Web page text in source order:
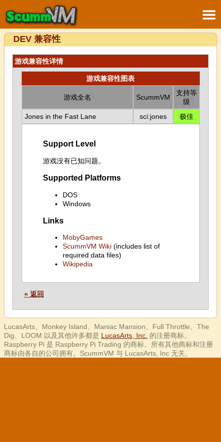
DEV 兼容性
游戏兼容性详情
游戏兼容性图表
游戏全名 ScummVM
支持等
级
Jones in the Fast Lane
sci:jones 极佳
Support Level
游戏没有已知问题。
Supported Platforms
DOS
Windows
Links
MobyGames
ScummVM Wiki(includes list of
required data files)
Wikipedia
« 返回
LucasArts、Monkey Island、Maniac Mansion、Full Throttle、The
Dig、LOOM 以及其他许多都是 LucasArts, Inc. 的注册商标。
Raspberry Pi 是 Raspberry Pi Trading 的商标。所有其他商标和注册
商标由各自的公司拥有。ScummVM 与 LucasArts, Inc 无关。